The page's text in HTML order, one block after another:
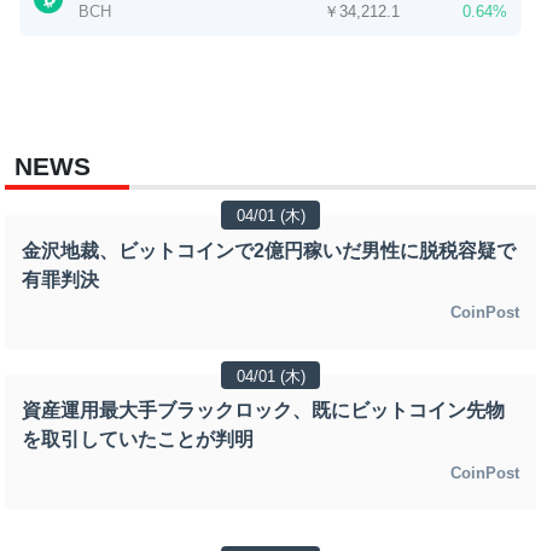
BCH ￥ 34,212.1 0.64%
NEWS
04/01 (木)
金沢地裁、ビットコインで2億円稼いだ男性に脱税容疑で
有罪判決
CoinPost
04/01 (木)
資産運用最大手ブラックロック、既にビットコイン先物
を取引していたことが判明
CoinPost